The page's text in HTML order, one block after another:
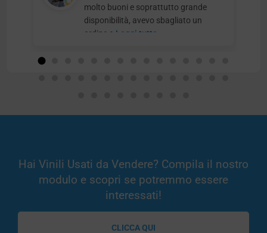
molto buoni e soprattutto grande
disponibilità, avevo sbagliato un
ordine e Leggi tutto
Hai Vinili Usati da Vendere? Compila il nostro
modulo e scopri se potremmo essere
interessati!
CLICCA QUI